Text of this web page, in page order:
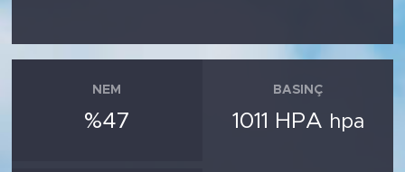
NEM
%47
BASINÇ
1011 HPA hpa
SPOR
KÜLTÜR SANAT